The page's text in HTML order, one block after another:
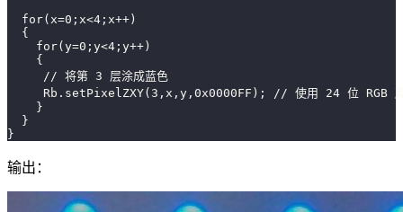
  for(x=0;x<4;x++)
  {
    for(y=0;y<4;y++)
    {
     // 将第 3 层涂成蓝色
Rb.setPixelZXY(3,x,y,0x0000FF); // 使用 24 位 RGB
    }
  }
}
输出：